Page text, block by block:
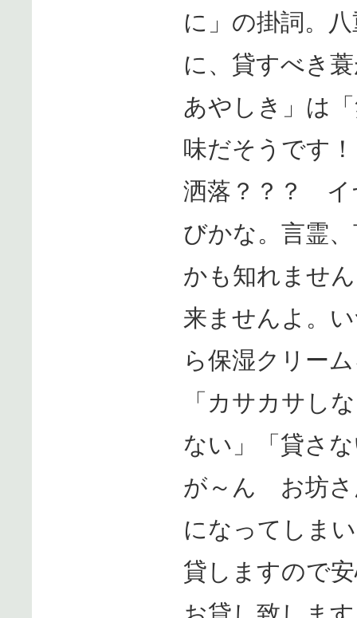
に」の掛詞。
に、貸すべき
あやしき」は
味だそうです
洒落？？？ イ
びかな。言霊
かも知れませ
来ませんよ。
ら保湿クリー
「カサカサし
ない」「貸さ
が～ん お坊さ
になってしま
貸しますので